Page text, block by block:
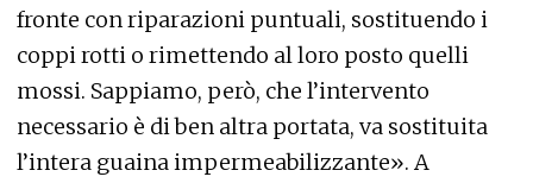
fronte con riparazioni puntuali, sostituendo i
coppi rotti o rimettendo al loro posto quelli
mossi. Sappiamo, però, che l’intervento
necessario è di ben altra portata, va sostituita
l’intera guaina impermeabilizzante». A